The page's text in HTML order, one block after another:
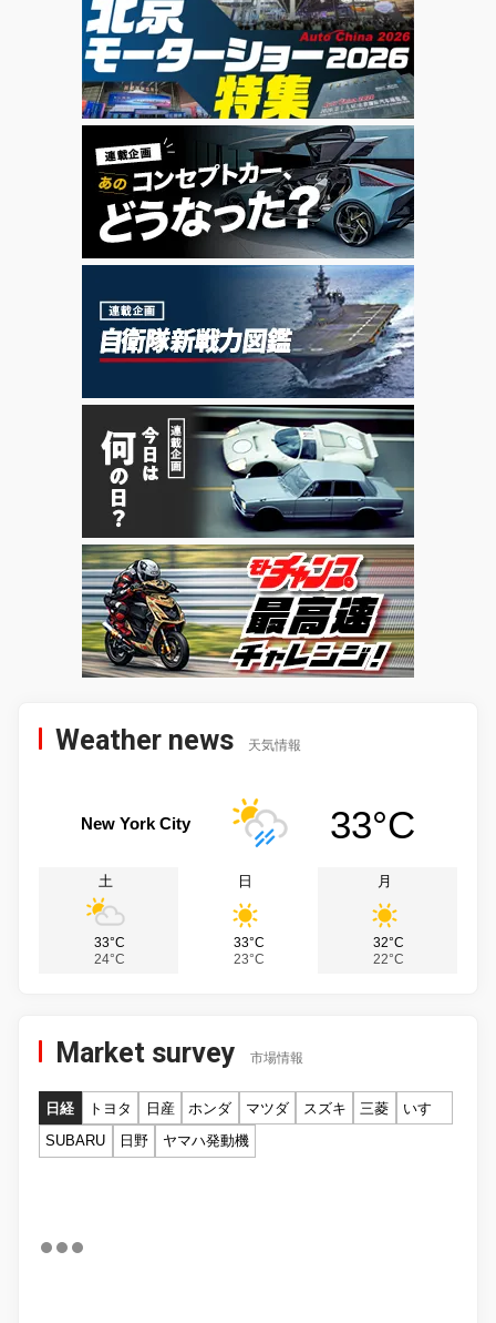
Weather news 天気情報
New York City 33°C
土
33°C
24°C
日
33°C
23°C
月
32°C
22°C
Market survey 市場情報
日経 トヨタ 日産 ホンダ マツダ スズキ 三菱
いすゞ
SUBARU
日野 ヤマハ発動機